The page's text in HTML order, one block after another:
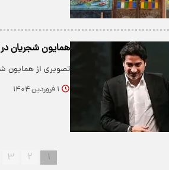
همایون شجریان
تصویری از همایون
۱ فروردین ۱۴۰۴
۱ ۲ ۳